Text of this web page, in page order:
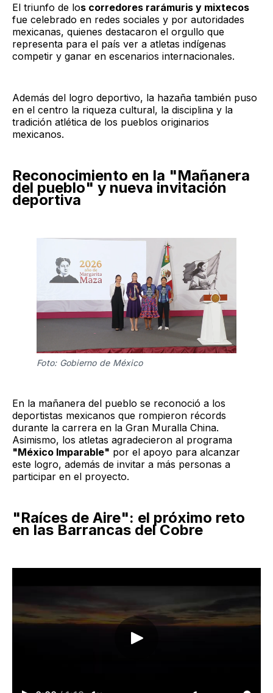
El triunfo de los corredores rarámuris y mixtecos
fue celebrado en redes sociales y por autoridades
mexicanas, quienes destacaron el orgullo que
representa para el país ver a atletas indígenas
competir y ganar en escenarios internacionales.
Además del logro deportivo, la hazaña también puso
en el centro la riqueza cultural, la disciplina y la
tradición atlética de los pueblos originarios
mexicanos.
Reconocimiento en la "Mañanera
del pueblo" y nueva invitación
deportiva
Foto: Gobierno de México
En la mañanera del pueblo se reconoció a los
deportistas mexicanos que rompieron récords
durante la carrera en la Gran Muralla China.
Asimismo, los atletas agradecieron al programa
"México Imparable" por el apoyo para alcanzar
este logro, además de invitar a más personas a
participar en el proyecto.
"Raíces de Aire": el próximo reto
en las Barrancas del Cobre